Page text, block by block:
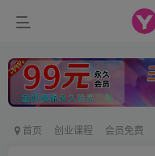
首页 创业课程 会员免费